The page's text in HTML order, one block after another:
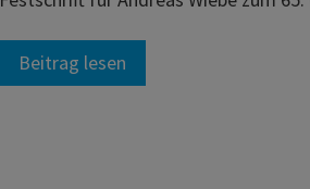
Beitrag lesen